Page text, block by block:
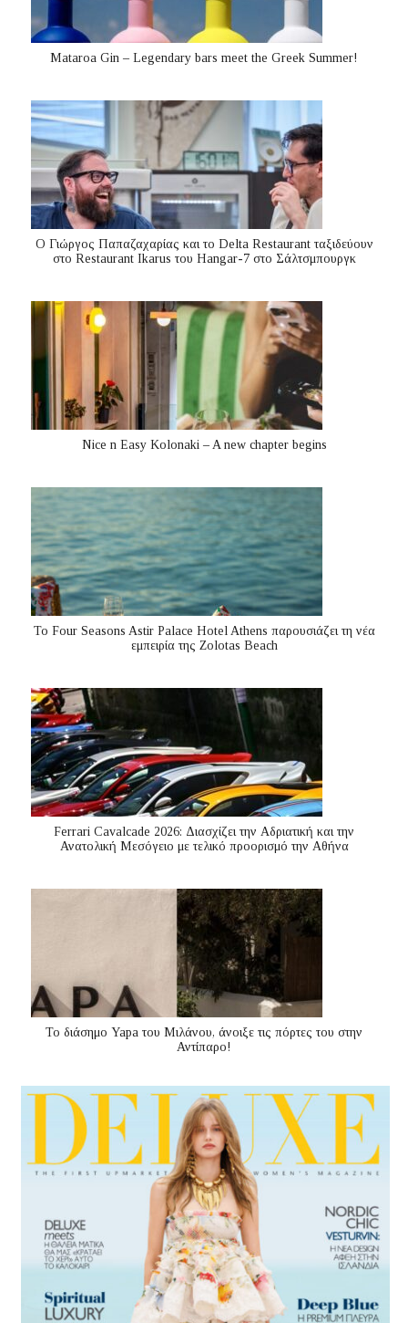
Mataroa Gin – Legendary bars meet the Greek Summer!
Ο Γιώργος Παπαζαχαρίας και το Delta Restaurant ταξιδεύουν
στο Restaurant Ikarus του Hangar-7 στο Σάλτσμπουργκ
Nice n Easy Kolonaki – A new chapter begins
Το Four Seasons Astir Palace Hotel Athens παρουσιάζει τη νέα
εμπειρία της Zolotas Beach
Ferrari Cavalcade 2026: Διασχίζει την Αδριατική και την
Ανατολική Μεσόγειo με τελικό προορισμό την Αθήνα
Το διάσημο Yapa του Μιλάνου, άνοιξε τις πόρτες του στην
Αντίπαρο!